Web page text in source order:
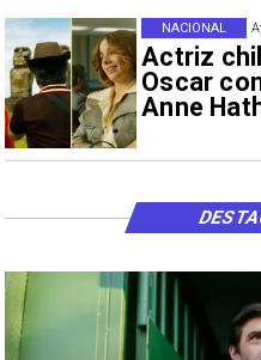
Actriz
Oscar
Anne
NACIONAL